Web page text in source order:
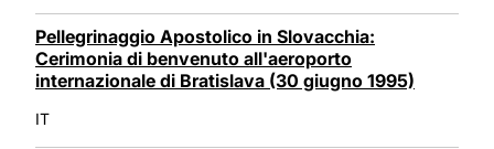
Pellegrinaggio Apostolico in Slovacchia:
Cerimonia di benvenuto all'aeroporto
internazionale di Bratislava (30 giugno 1995)
IT